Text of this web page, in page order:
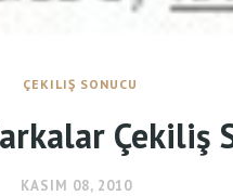
ÇEKILIŞ SONUCU
Çekiliş
KASIM 08, 2010